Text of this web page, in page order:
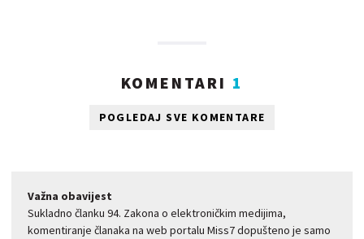
KOMENTARI 1
POGLEDAJ SVE KOMENTARE
Važna obavijest
Sukladno članku 94. Zakona o elektroničkim medijima,
komentiranje članaka na web portalu Miss7 dopušteno je samo